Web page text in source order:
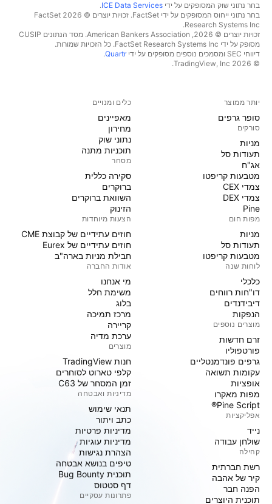
בחר נתוני שוק המסופקים על ידי ICE Data Services
.
בחר נתוני ייחוס המסופקים על ידי FactSet. זכויות יוצרים © 2026 ‏FactSet
Research Systems Inc.‏
זכויות יוצרים © 2026, ‏American Bankers Association. מסד הנתונים CUSIP
מסופק על ידי FactSet Research Systems Inc. כל הזכויות שמורות.
דיווחי SEC ומסמכים נוספים מסופקים על ידי
Quartr
.
© 2026 ‏TradingView, Inc.‏
יותר ממוצר
סופר גרפים
סורקים
מניות‏
תעודות סל
אג"ח
מטבעות קריפטו
צמדי CEX
צמדי DEX
Pine
מפות חום
מניות‏
תעודות סל
מטבעות קריפטו
לוחות שנה
כלכלי
דו"חות רווחים
דיבידנדים
הנפקות
מוצרים נוספים
זרם חדשות
פורטפוליו
גרפים פונדמנטליים
עקומות תשואה
אופציות
מפות מאקרו
Pine Script®
אפליקציות
נייד
שולחן עבודה
קהילה
רשת חברתית
קיר של אהבה
הפנה חבר
תוכנית היוצרים
כלים ומנויים
מאפיינים
מחירון
נתוני שוק
תוכניות מתנה
מסחר
סקירה כללית
ברוקרים
השוואת ברוקרים
הזינוק
הצעות מיוחדות
חוזים עתידיים של קבוצת CME
חוזים עתידיים של Eurex
חבילת מניות בארה"ב
אודות החברה
מי אנחנו
משימת חלל
בלוג
מרכז תמיכה
קריירה
ערכת מדיה
מוצרים
חנות TradingView
קלפי טארוט לסוחרים
זמן המסחר של C63
מדיניות ואבטחה
תנאי שימוש
כתב ויתור
מדיניות פרטיות
מדיניות עוגיות
הצהרת נגישות
טיפים בנושא אבטחה
תוכנית Bug Bounty
דף סטטוס
פתרונות עסקיים